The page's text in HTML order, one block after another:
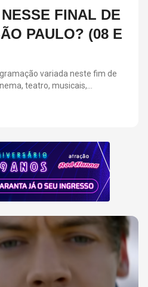
NIGHT:
ICÔNICOS
em 11 de setembro, na